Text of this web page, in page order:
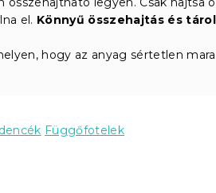
el. Könnyű összehajtás és
hogy az anyag sértetlen
Függőfotelek